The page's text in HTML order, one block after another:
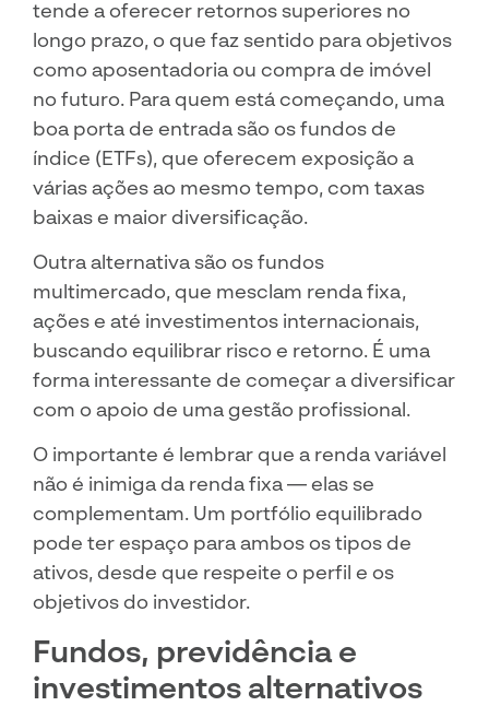
tende a oferecer retornos superiores no
longo prazo, o que faz sentido para objetivos
como aposentadoria ou compra de imóvel
no futuro. Para quem está começando, uma
boa porta de entrada são os fundos de
índice (ETFs), que oferecem exposição a
várias ações ao mesmo tempo, com taxas
baixas e maior diversificação.
Outra alternativa são os fundos
multimercado, que mesclam renda fixa,
ações e até investimentos internacionais,
buscando equilibrar risco e retorno. É uma
forma interessante de começar a diversificar
com o apoio de uma gestão profissional.
O importante é lembrar que a renda variável
não é inimiga da renda fixa — elas se
complementam. Um portfólio equilibrado
pode ter espaço para ambos os tipos de
ativos, desde que respeite o perfil e os
objetivos do investidor.
Fundos, previdência e
investimentos alternativos